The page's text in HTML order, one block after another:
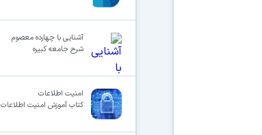
آشنایی با چهارده معصوم
شرح جامعه کبیره
امنیت اطلاعات
کتاب آموزش امنیت اطلاعات